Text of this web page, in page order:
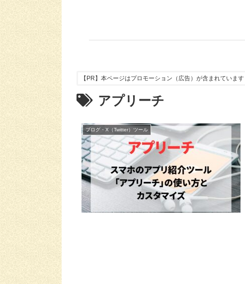
【PR】本ページはプロモーション（広告）が含まれています
アプリーチ
ブログ・X（Twitter）ツール